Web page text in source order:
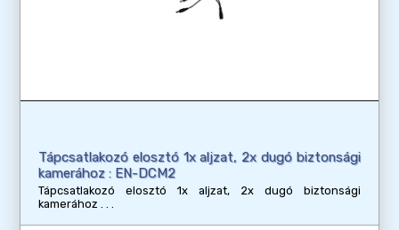
Tápcsatlakozó elosztó 1x aljzat, 2x dugó biztonsági
kamerához : EN-DCM2
Tápcsatlakozó elosztó 1x aljzat, 2x dugó biztonsági
kamerához